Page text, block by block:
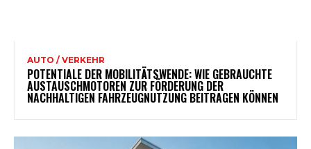
AUTO / VERKEHR
POTENTIALE DER MOBILITÄTSWENDE: WIE GEBRAUCHTE
AUSTAUSCHMOTOREN ZUR FÖRDERUNG DER
NACHHALTIGEN FAHRZEUGNUTZUNG BEITRAGEN KÖNNEN